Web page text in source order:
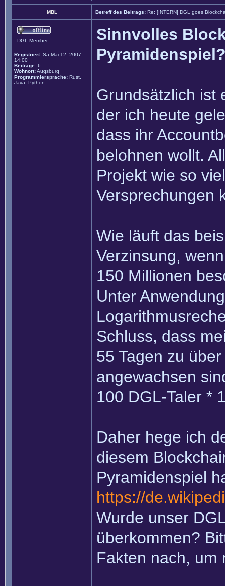
MBL Betreff des Beitrags: Re: [INTERN] DGL goes
DGL Member
Registriert: Sa Mai 12, 2007
14:00
Beiträge: 6
Wohnort:Augsburg
Programmiersprache: Rust,
Java, Python …
Sinnvolles
Grundsätzlich ist
der ich heute
dass ihr
belohnen wollt.
Projekt wie so
Versprechungen
Wie läuft das
Verzinsung,
150 Millionen
Unter
Schluss, dass
55 Tagen zu
angewachsen
100 DGL-Taler *
Daher hege ich
diesem
Pyramidenspiel
https://
Wurde unser
überkommen?
Fakten nach, um